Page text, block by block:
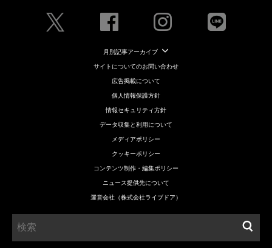
月別記事アーカイブ
サイトについてのお問い合わせ
広告掲載について
個人情報保護方針
情報セキュリティ方針
データ収集と利用について
メディアポリシー
クッキーポリシー
コンテンツ制作・編集ポリシー
ニュース提供先について
運営会社（株式会社ライブドア）